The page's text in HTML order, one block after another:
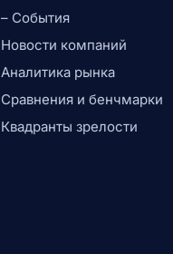
– События
Новости компаний
Аналитика рынка
Сравнения и бенчмарки
Квадранты зрелости